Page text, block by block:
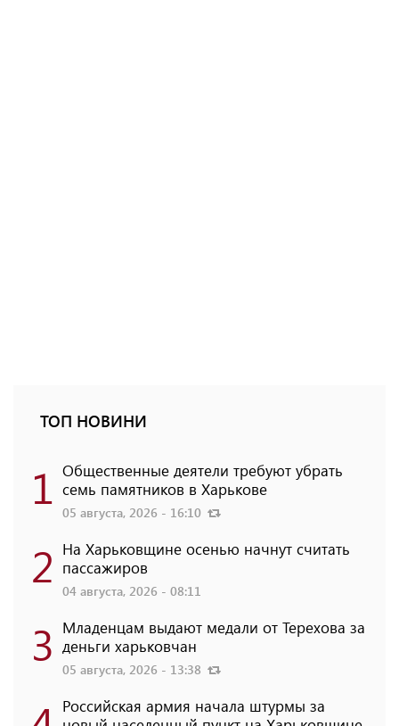
ТОП НОВИНИ
1 Общественные деятели требуют убрать
семь памятников в Харькове
05 августа, 2026 - 16:10
2 На Харьковщине осенью начнут считать
пассажиров
04 августа, 2026 - 08:11
3 Младенцам выдают медали от Терехова за
деньги харьковчан
05 августа, 2026 - 13:38
Российская армия начала штурмы за